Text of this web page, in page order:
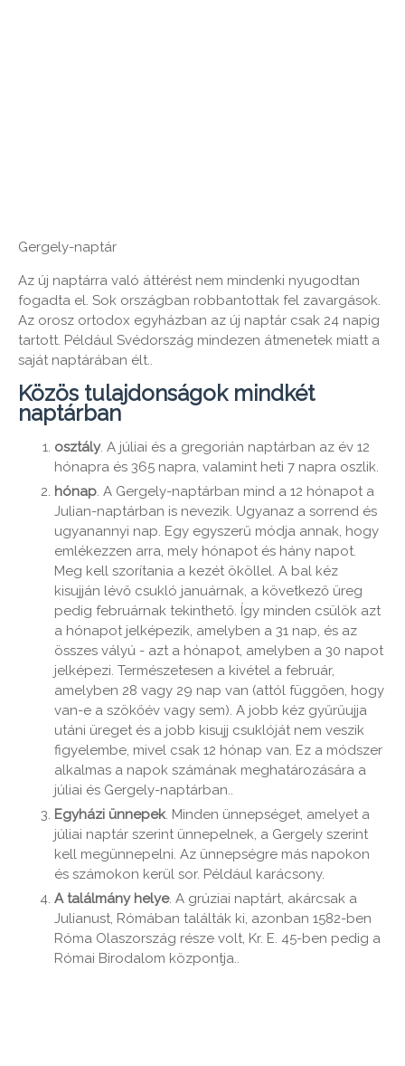
Gergely-naptár
Az új naptárra való áttérést nem mindenki nyugodtan
fogadta el. Sok országban robbantottak fel zavargások.
Az orosz ortodox egyházban az új naptár csak 24 napig
tartott. Például Svédország mindezen átmenetek miatt a
saját naptárában élt..
Közös tulajdonságok mindkét
naptárban
osztály. A júliai és a gregorián naptárban az év 12
hónapra és 365 napra, valamint heti 7 napra oszlik.
hónap. A Gergely-naptárban mind a 12 hónapot a
Julian-naptárban is nevezik. Ugyanaz a sorrend és
ugyanannyi nap. Egy egyszerű módja annak, hogy
emlékezzen arra, mely hónapot és hány napot.
Meg kell szorítania a kezét ököllel. A bal kéz
kisujján lévő csukló januárnak, a következő üreg
pedig februárnak tekinthető. Így minden csülök azt
a hónapot jelképezik, amelyben a 31 nap, és az
összes vályú - azt a hónapot, amelyben a 30 napot
jelképezi. Természetesen a kivétel a február,
amelyben 28 vagy 29 nap van (attól függően, hogy
van-e a szökőév vagy sem). A jobb kéz gyűrűujja
utáni üreget és a jobb kisujj csuklóját nem veszik
figyelembe, mivel csak 12 hónap van. Ez a módszer
alkalmas a napok számának meghatározására a
júliai és Gergely-naptárban..
Egyházi ünnepek. Minden ünnepséget, amelyet a
júliai naptár szerint ünnepelnek, a Gergely szerint
kell megünnepelni. Az ünnepségre más napokon
és számokon kerül sor. Például karácsony.
A találmány helye. A grúziai naptárt, akárcsak a
Julianust, Rómában találták ki, azonban 1582-ben
Róma Olaszország része volt, Kr. E. 45-ben pedig a
Római Birodalom központja..